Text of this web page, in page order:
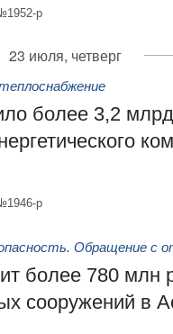
р
23 июля, четверг
более 3,2
р
Обращение с
более 780 млн
сооружений в